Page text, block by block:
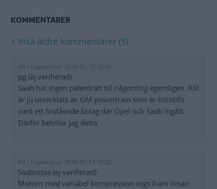
KOMMENTARER
+ Visa äldre kommentarer (5)
#6 • Uppdaterat: 2010-01-10 20:45
pg (ej verifierad)
Saab har ingen patenträtt till någonting egentligen. Allt
är ju utvecklats av GM powertrain som är hitintills
varit ett fristående bolag där Opel och Saab ingått.
Därför betvilar jag detta
#7 • Uppdaterat: 2010-01-13 10:32
Saabnisse (ej verifierad)
Motorn med variabel kompression togs fram innan